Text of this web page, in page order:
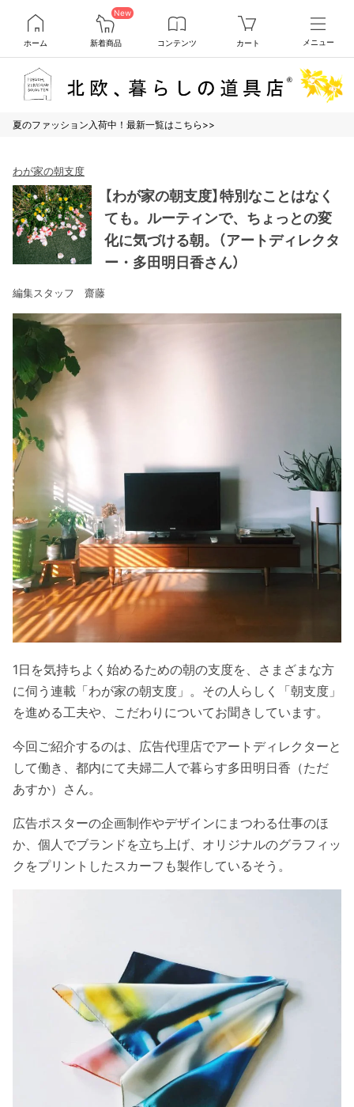
ホーム
New
新着商品 コンテンツ カート メニュー
夏のファッション入荷中！最新一覧はこちら>>
わが家の朝支度
【わが家の朝支度】特別なことはなく
ても。ルーティンで、ちょっとの変
化に気づける朝。（アートディレクタ
ー・多田明日香さん）
編集スタッフ 齋藤
1日を気持ちよく始めるための朝の支度を、さまざまな方
に伺う連載「わが家の朝支度」。その人らしく「朝支度」
を進める工夫や、こだわりについてお聞きしています。
今回ご紹介するのは、広告代理店でアートディレクターと
して働き、都内にて夫婦二人で暮らす多田明日香（ただ
あすか）さん。
広告ポスターの企画制作やデザインにまつわる仕事のほ
か、個人でブランドを立ち上げ、オリジナルのグラフィッ
クをプリントしたスカーフも製作しているそう。